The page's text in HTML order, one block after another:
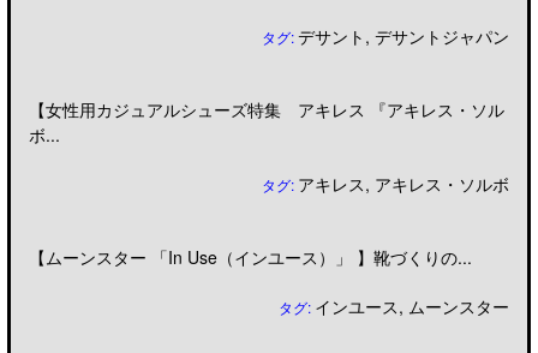
タグ:デサント ,デサントジャパン
【女性用カジュアルシューズ特集 アキレス 『アキレス・ソル
ボ...
タグ: アキレス, アキレス・ソルボ
【ムーンスター 「In Use（インユース）」 】靴づくりの...
タグ: インユース, ムーンスター